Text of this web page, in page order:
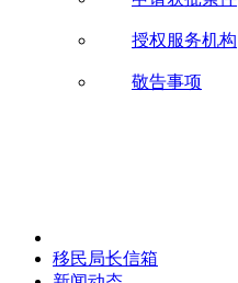
授权服务机构
敬告事项
移民局长信箱